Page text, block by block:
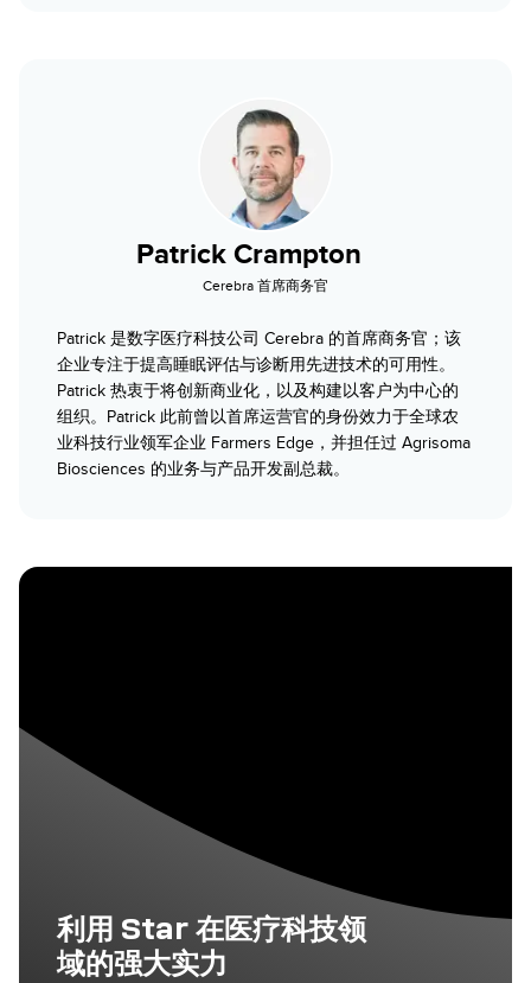
Patrick Crampton
Cerebra 首席商务官
Patrick 是数字医疗科技公司 Cerebra 的首席商务官；该
企业专注于提高睡眠评估与诊断用先进技术的可用性。
Patrick 热衷于将创新商业化，以及构建以客户为中心的
组织。Patrick 此前曾以首席运营官的身份效力于全球农
业科技行业领军企业 Farmers Edge，并担任过 Agrisoma
Biosciences 的业务与产品开发副总裁。
利用 Star 在医疗科技领
域的强大实力